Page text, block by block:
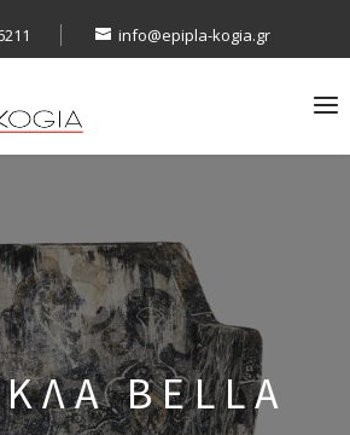
info@epipla-kogia.gr
BELLA